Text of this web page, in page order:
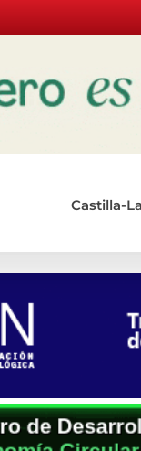
Castilla-